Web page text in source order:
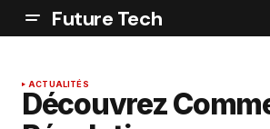
Future Tech
ACTUALITÉS
Découvrez